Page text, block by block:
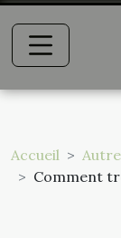
Accueil
Autre
Comment